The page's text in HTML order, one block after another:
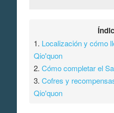
1. Localización y cómo
Qio'quon
2.Cómo completar el
3.Cofres y
Qio'quon